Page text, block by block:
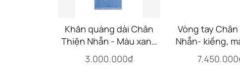
Khăn quàng dài Chân
Thiện Nhẫn - Màu xanh
Hoàng gia (Zhen Shan
Ren Royal)
3.000.000₫
Vòng tay
Nhẫn- kiềng,
(Zhen Shan
Wondrous